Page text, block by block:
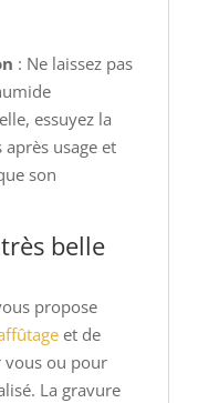
: Ne laissez pas
essuyez la
usage et
son
belle
propose
et de
vous ou pour
La gravure